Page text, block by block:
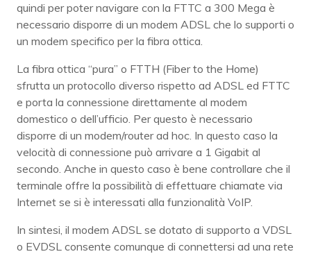
quindi per poter navigare con la FTTC a 300 Mega è
necessario disporre di un modem ADSL che lo supporti o
un modem specifico per la fibra ottica.
La fibra ottica “pura” o FTTH (Fiber to the Home)
sfrutta un protocollo diverso rispetto ad ADSL ed FTTC
e porta la connessione direttamente al modem
domestico o dell’ufficio. Per questo è necessario
disporre di un modem/router ad hoc. In questo caso la
velocità di connessione può arrivare a 1 Gigabit al
secondo. Anche in questo caso è bene controllare che il
terminale offre la possibilità di effettuare chiamate via
Internet se si è interessati alla funzionalità VoIP.
In sintesi, il modem ADSL se dotato di supporto a VDSL
o EVDSL consente comunque di connettersi ad una rete